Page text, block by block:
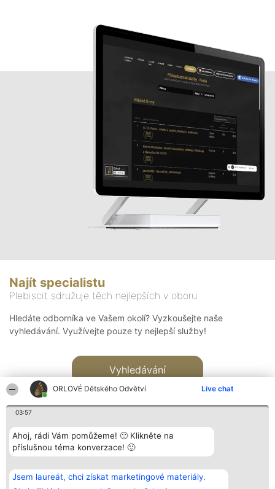
ORLOVÉ Dětského Odvětví Live chat
03:57
Ahoj, rádi Vám pomůžeme! 🙂 Klikněte na
příslušnou téma konverzace! 🙂
Jsem laureát, chci získat marketingové materiály.
Najít specialistu
Plebiscit sdružuje těch nejlepších v oboru
Hledáte odborníka ve Vašem okolí? Vyzkoušejte naše
vyhledávání. Využívejte pouze ty nejlepší služby!
Vyhledávání
Bright Side Solutions sp. z o.
o. sp. k.
ul. Ruska 22
Vítězové
Seznam všech
laureátů
Kontakt